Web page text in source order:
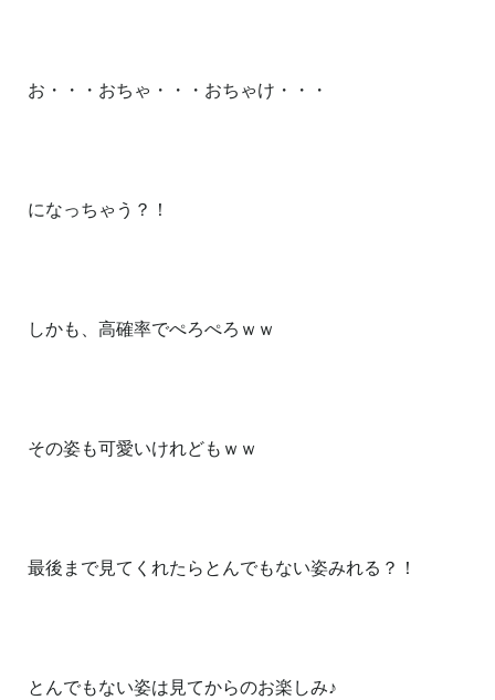
お・・・おちゃ・・・おちゃけ・・・
になっちゃう？！
しかも、高確率でぺろぺろｗｗ
その姿も可愛いけれどもｗｗ
最後まで見てくれたらとんでもない姿みれる？！
とんでもない姿は見てからのお楽しみ♪